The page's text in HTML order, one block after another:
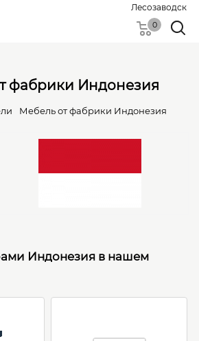
Лесозаводск
0
фабрики Индонезия
Мебель от фабрики Индонезия
Индонезия в нашем